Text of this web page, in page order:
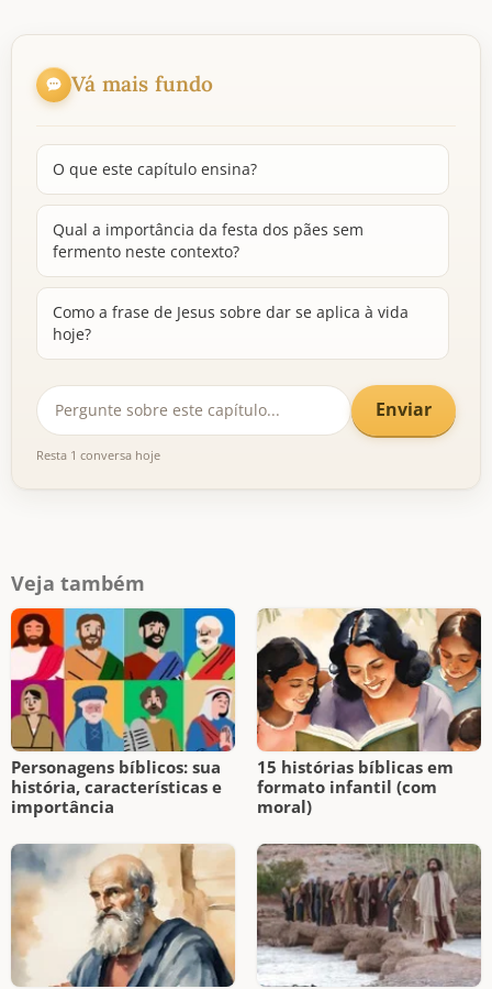
Vá mais fundo
O que este capítulo ensina?
Qual a importância da festa dos pães sem
fermento neste contexto?
Como a frase de Jesus sobre dar se aplica à vida
hoje?
Enviar
Resta 1 conversa hoje
Veja também
Personagens bíblicos: sua
história, características e
importância
15 histórias bíblicas em
formato infantil (com
moral)